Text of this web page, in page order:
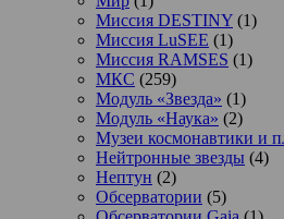
Миссия DESTINY (1)
Миссия LuSEE (1)
Миссия RAMSES (1)
МКС (259)
Модуль «Звезда» (1)
Модуль «Наука» (2)
Музеи космонавтики и
Нейтронные звезды (4)
Нептун (2)
Обсерватории (5)